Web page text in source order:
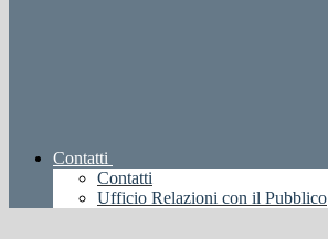
Contatti
Contatti
Ufficio Relazioni con il Pubblico